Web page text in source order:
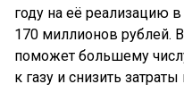
году на её реализацию
170 миллионов рублей.
поможет большему
к газу и снизить